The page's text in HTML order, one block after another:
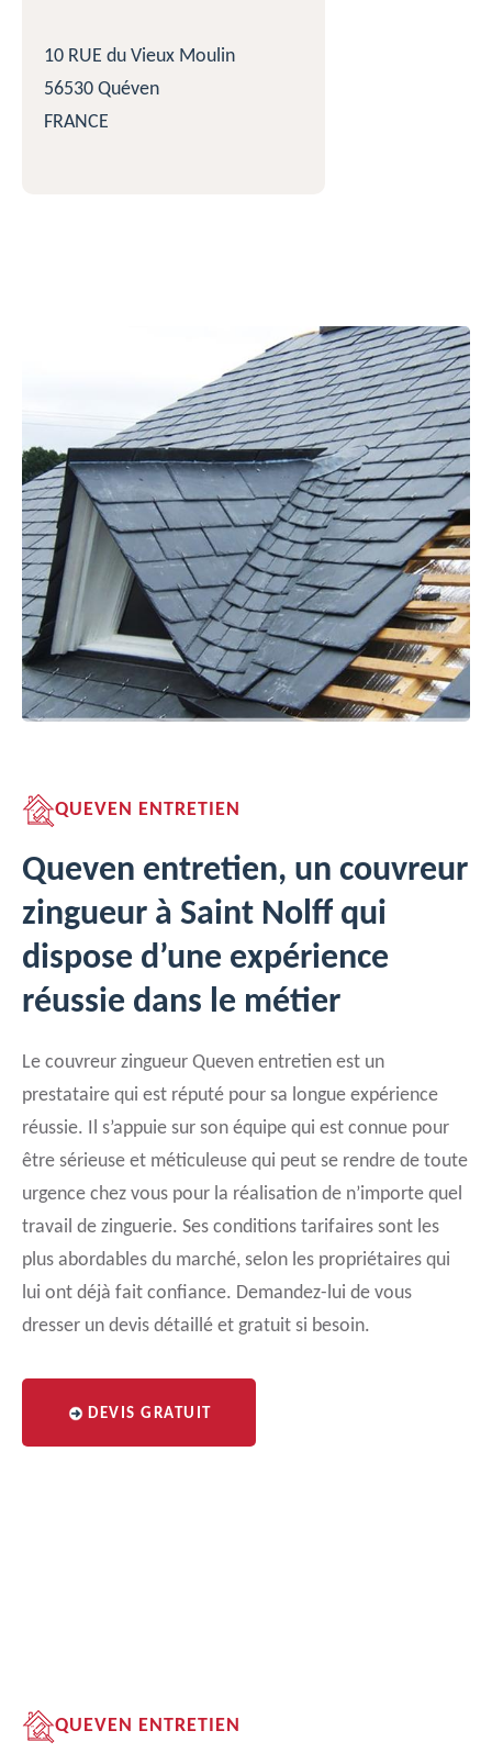
10 RUE du Vieux Moulin
56530 Quéven
FRANCE
QUEVEN ENTRETIEN
Queven entretien, un couvreur
zingueur à Saint Nolff qui
dispose d’une expérience
réussie dans le métier
Le couvreur zingueur Queven entretien est un
prestataire qui est réputé pour sa longue expérience
réussie. Il s’appuie sur son équipe qui est connue pour
être sérieuse et méticuleuse qui peut se rendre de toute
urgence chez vous pour la réalisation de n’importe quel
travail de zinguerie. Ses conditions tarifaires sont les
plus abordables du marché, selon les propriétaires qui
lui ont déjà fait confiance. Demandez-lui de vous
dresser un devis détaillé et gratuit si besoin.
DEVIS GRATUIT
QUEVEN ENTRETIEN